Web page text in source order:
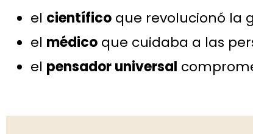
el científico que revolucionó la
el médico que cuidaba a las
el pensador universal